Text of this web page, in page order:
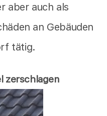
aber auch als
an Gebäuden
tätig.
zerschlagen